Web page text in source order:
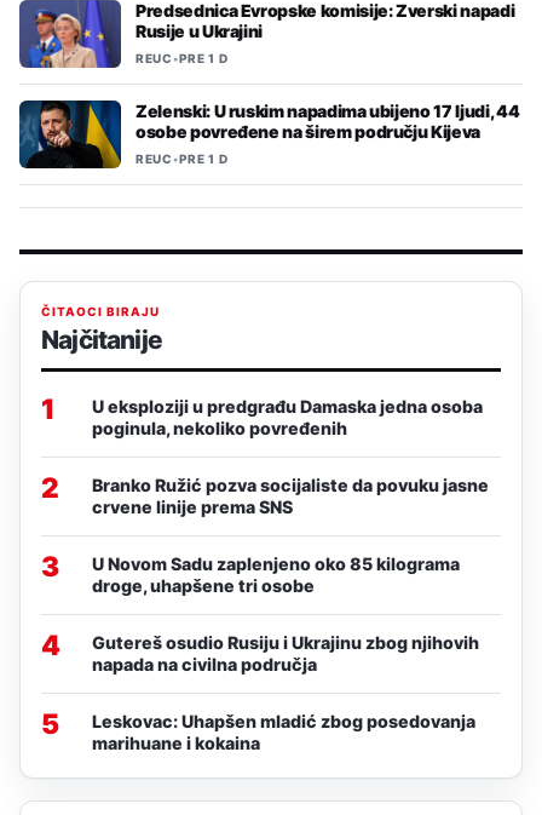
Predsednica Evropske komisije: Zverski napadi
Rusije u Ukrajini
REUC•PRE 1 D
Zelenski: U ruskim napadima ubijeno 17 ljudi, 44
osobe povređene na širem području Kijeva
REUC•PRE 1 D
ČITAOCI BIRAJU
Najčitanije
1
U eksploziji u predgrađu Damaska jedna osoba
poginula, nekoliko povređenih
2
Branko Ružić pozva socijaliste da povuku jasne
crvene linije prema SNS
3
U Novom Sadu zaplenjeno oko 85 kilograma
droge, uhapšene tri osobe
4
Gutereš osudio Rusiju i Ukrajinu zbog njihovih
napada na civilna područja
5
Leskovac: Uhapšen mladić zbog posedovanja
marihuane i kokaina